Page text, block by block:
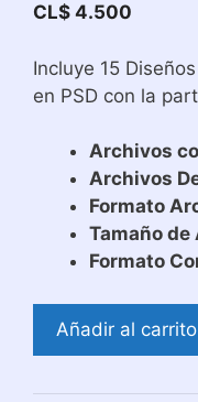
CL$ 4.500
Incluye 15
en PSD con la
Archivos
Archivos
Formato
Tamaño
Formato
Para
Añadir al carrito